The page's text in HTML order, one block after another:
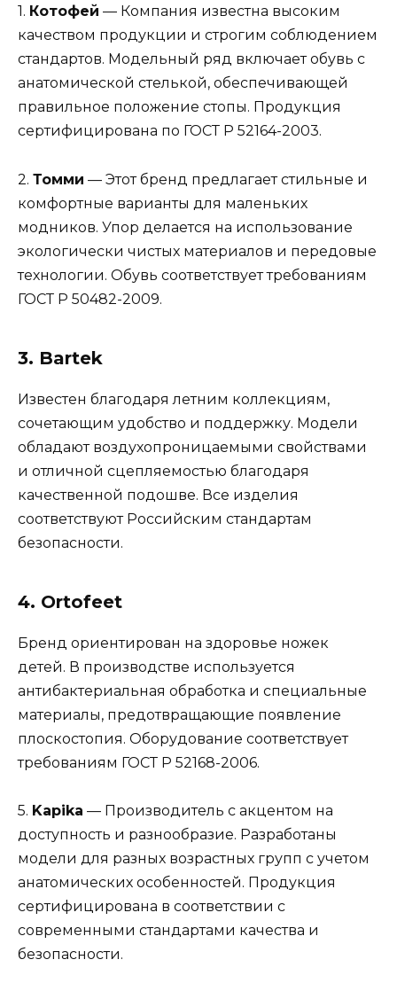
1. Котофей — Компания известна высоким
качеством продукции и строгим соблюдением
стандартов. Модельный ряд включает обувь с
анатомической стелькой, обеспечивающей
правильное положение стопы. Продукция
сертифицирована по ГОСТ Р 52164-2003.
2. Томми — Этот бренд предлагает стильные и
комфортные варианты для маленьких
модников. Упор делается на использование
экологически чистых материалов и передовые
технологии. Обувь соответствует требованиям
ГОСТ Р 50482-2009.
3. Bartek
Известен благодаря летним коллекциям,
сочетающим удобство и поддержку. Модели
обладают воздухопроницаемыми свойствами
и отличной сцепляемостью благодаря
качественной подошве. Все изделия
соответствуют Российским стандартам
безопасности.
4. Ortofeet
Бренд ориентирован на здоровье ножек
детей. В производстве используется
антибактериальная обработка и специальные
материалы, предотвращающие появление
плоскостопия. Оборудование соответствует
требованиям ГОСТ Р 52168-2006.
5. Kapika — Производитель с акцентом на
доступность и разнообразие. Разработаны
модели для разных возрастных групп с учетом
анатомических особенностей. Продукция
сертифицирована в соответствии с
современными стандартами качества и
безопасности.